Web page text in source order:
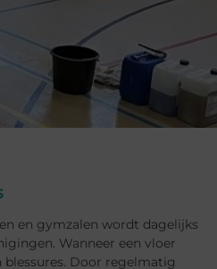
en gymzalen wordt dagelijks
Wanneer een vloer
Door regelmatig